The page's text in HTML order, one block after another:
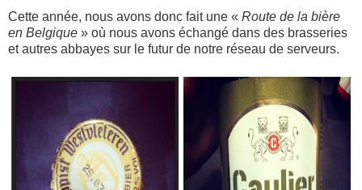
Cette année, nous avons donc fait une « Route de la bière
en Belgique » où nous avons échangé dans des brasseries
et autres abbayes sur le futur de notre réseau de serveurs.